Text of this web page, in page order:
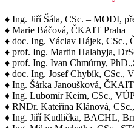
♦ Ing. Jiří Šála, CSc. – MODI,
♦ Marie Báčová, ČKAIT Praha
♦ doc. Ing. Václav Hájek, CSc.,
♦ prof. Ing. Martin Halahyja,
♦ prof. Ing. Ivan Chmúrny,
♦ doc. Ing. Josef Chybík, CSc.,
♦ Ing. Šárka Janoušková, ČKAIT
♦ Ing. Lubomír Keim, CSc.,
♦ RNDr. Kateřina Klánová,
♦ Ing. Jiří Kudlička, BACHL,